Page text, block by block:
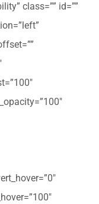
class=”” id=””